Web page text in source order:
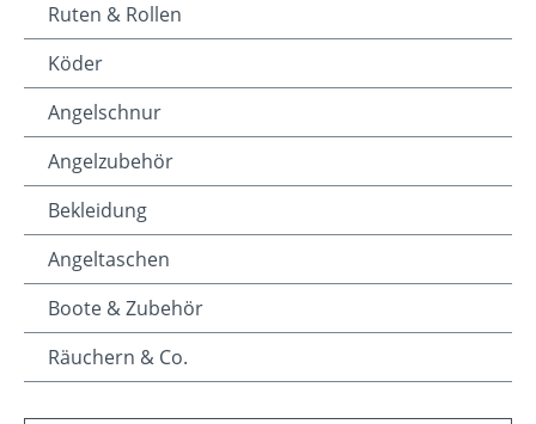
Ruten & Rollen
Köder
Angelschnur
Angelzubehör
Bekleidung
Angeltaschen
Boote & Zubehör
Räuchern & Co.